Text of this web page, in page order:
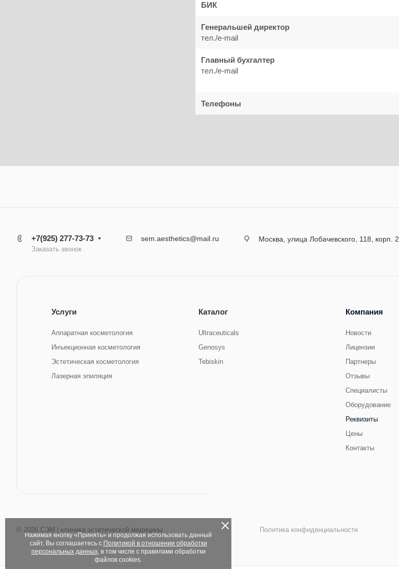
БИК
Генеральшей директор
тел./e-mail
Главный бухгалтер
тел./e-mail
Телефоны
+7(925) 277-73-73
Заказать звонок
sem.aesthetics@mail.ru Москва, улица Лобачевского, 118, корп. 2
Услуги
Аппаратная косметология
Инъекционная косметология
Эстетическая косметология
Лазерная эпиляция
Каталог
Ultraceuticals
Genosys
Tebiskin
Компания
Новости
Лицензии
Партнеры
Отзывы
Специалисты
Оборудование
Реквизиты
Цены
Контакты
© 2026 СЭМ | клиника эстетической медицины Политика конфиденциальности
Нажимая кнопку «Принять» и продолжая использовать данный
сайт, Вы соглашаетесь с Политикой в отношении обработки
персональных данных, в том числе с правилами обработки
файлов cookies.